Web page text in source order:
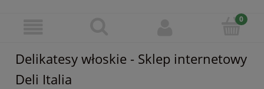
Delikatesy włoskie - Sklep internetowy
Deli Italia